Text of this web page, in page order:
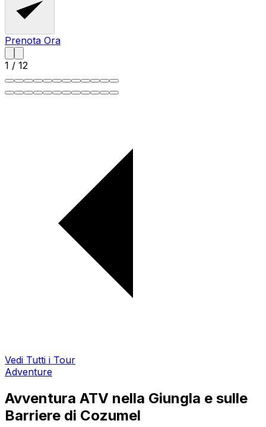
Prenota Ora
1 / 12
Vedi Tutti i Tour
Adventure
Avventura ATV nella Giungla e sulle
Barriere di Cozumel